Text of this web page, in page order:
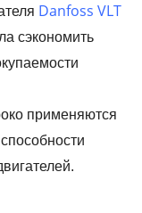
Danfoss VLT
сэкономить
применяются